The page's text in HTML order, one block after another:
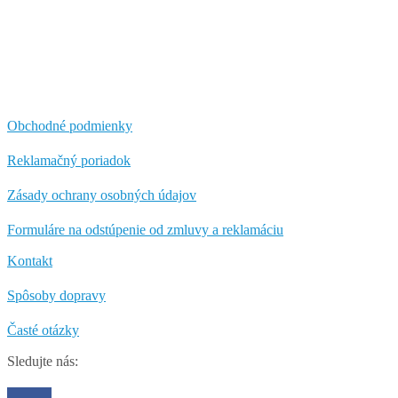
Obchodné podmienky
Reklamačný poriadok
Zásady ochrany osobných údajov
Formuláre na odstúpenie od zmluvy a reklamáciu
Kontakt
Spôsoby dopravy
Časté otázky
Sledujte nás: